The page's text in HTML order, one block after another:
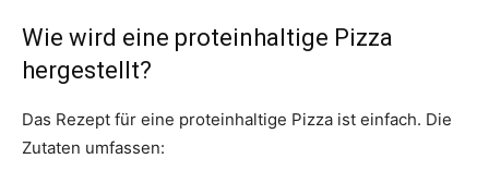
Wie wird eine proteinhaltige Pizza
hergestellt?
Das Rezept für eine proteinhaltige Pizza ist einfach. Die
Zutaten umfassen: